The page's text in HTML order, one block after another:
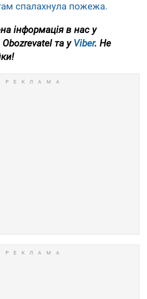
спалахнула пожежа.
інформація в нас у
Obozrevatel та уViber. Не